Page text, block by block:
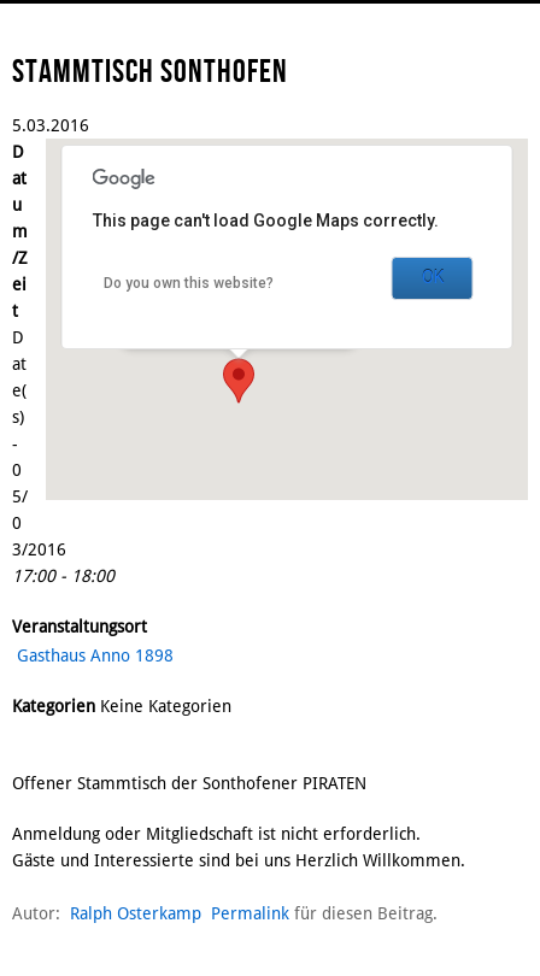
Facebook
RSS
Stammtisch Sonthofen
5.03.2016
Gasthaus Anno 1898
Schnitzerstraße 3 - Sonthofen
This page can't load Google Maps correctly.
Do you own this website? OK
D
at
u
m
/Z
ei
t
D
at
e(
s)
-
0
5/
0
3/2016
17:00 - 18:00
Veranstaltungsort
Gasthaus Anno 1898
Kategorien Keine Kategorien
Offener Stammtisch der Sonthofener PIRATEN
Anmeldung oder Mitgliedschaft ist nicht erforderlich.
Gäste und Interessierte sind bei uns Herzlich Willkommen.
Autor: Ralph Osterkamp Permalink für diesen Beitrag.